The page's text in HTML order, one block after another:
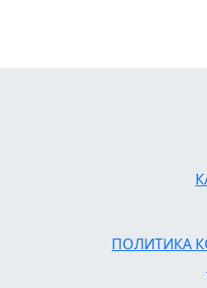
ПОЛИТИКА